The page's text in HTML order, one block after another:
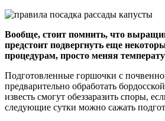
Вообще, стоит помнить, что
предстоит подвергнуть еще
процедурам, просто меняя
Подготовленные горшочки с
предварительно обработать
известь смогут обеззаразить споры,
следующие сутки можно сажать